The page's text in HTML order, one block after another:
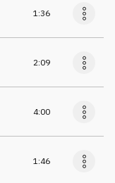
1:36
2:09
4:00
1:46